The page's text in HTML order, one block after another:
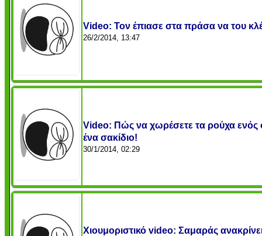
Video: Τον έπιασε στα πράσα να του
26/2/2014, 13:47
Video: Πώς να χωρέσετε τα ρούχα
ένα σακίδιο!
30/1/2014, 02:29
Χιουμοριστικό video: Σαμαράς